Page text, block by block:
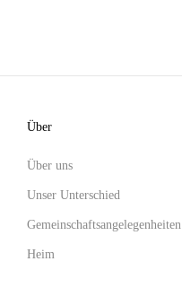
Über
Über uns
Unser Unterschied
Gemeinschaftsangelegenheiten
Heim